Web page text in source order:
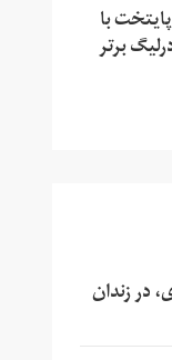
با
برتر
در زندان